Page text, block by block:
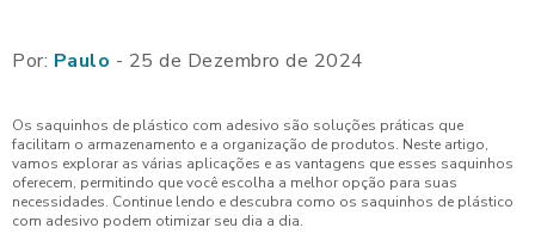
Por: Paulo - 25 de Dezembro de 2024
Os saquinhos de plástico com adesivo são soluções práticas que
facilitam o armazenamento e a organização de produtos. Neste artigo,
vamos explorar as várias aplicações e as vantagens que esses saquinhos
oferecem, permitindo que você escolha a melhor opção para suas
necessidades. Continue lendo e descubra como os saquinhos de plástico
com adesivo podem otimizar seu dia a dia.